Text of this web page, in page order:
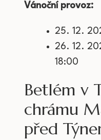
Vánoční provoz:
25. 12.
26. 12.
18:00
Betlém v
chrámu
před